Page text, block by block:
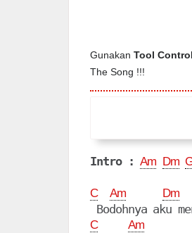
Gunakan Tool
The Song !!!
Intro : Am Dm
C Am Dm
C Am